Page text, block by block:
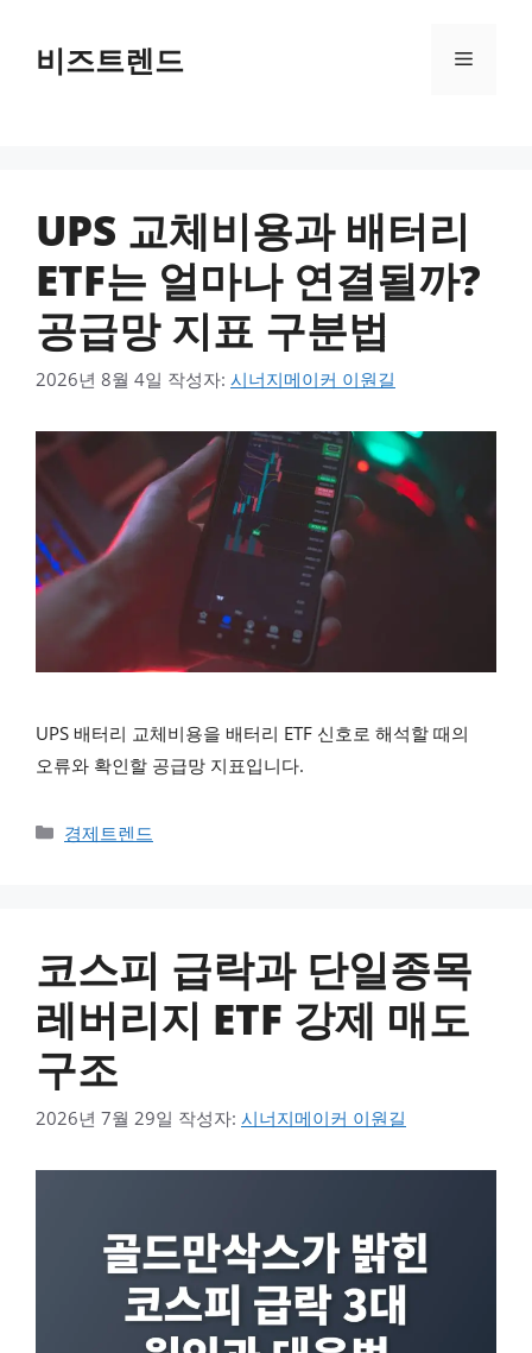
건너뛰기비즈트렌드 메뉴
UPS 교체비용과 배터리
ETF는 얼마나 연결될까?
공급망 지표 구분법
2026년 8월 4일 작성자: 시너지메이커 이원길
UPS 배터리 교체비용을 배터리 ETF 신호로 해석할 때의
오류와 확인할 공급망 지표입니다.
카테고리
경제트렌드
코스피 급락과 단일종목
레버리지 ETF 강제 매도
구조
2026년 7월 29일 작성자: 시너지메이커 이원길